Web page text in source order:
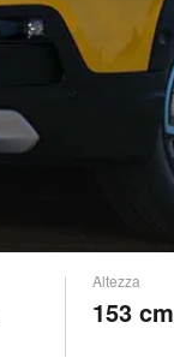
Altezza
153 cm